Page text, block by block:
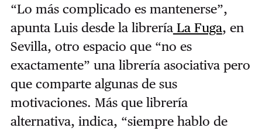
“Lo más complicado es mantenerse”,
apunta Luis desde la libreríaLa Fuga, en
Sevilla, otro espacio que “no es
exactamente” una librería asociativa pero
que comparte algunas de sus
motivaciones. Más que librería
alternativa, indica, “siempre hablo de